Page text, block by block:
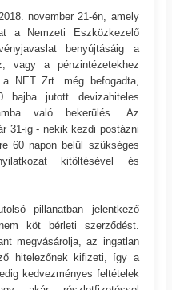
november 21-én, amely
a Nemzeti Eszközkezelő
benyújtásáig a
vagy a pénzintézetekhez
NET Zrt. még befogadta,
bajba jutott devizahiteles
való bekerülés. Az
31-ig - nekik kezdi postázni
60 napon belül szükséges
kitöltésével és
pillanatban jelentkező
köt bérleti szerződést.
megvásárolja, az ingatlan
hitelezőnek kifizeti, így a
kedvezményes feltételek